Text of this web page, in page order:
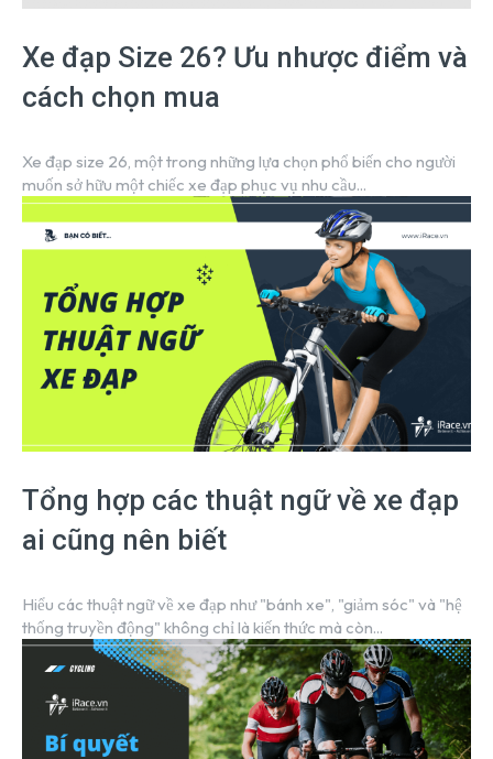
Xe đạp Size 26? Ưu nhược điểm và
cách chọn mua
Xe đạp size 26, một trong những lựa chọn phổ biến cho người
muốn sở hữu một chiếc xe đạp phục vụ nhu cầu...
Tổng hợp các thuật ngữ về xe đạp
ai cũng nên biết
Hiểu các thuật ngữ về xe đạp như "bánh xe", "giảm sóc" và "hệ
thống truyền động" không chỉ là kiến thức mà còn...